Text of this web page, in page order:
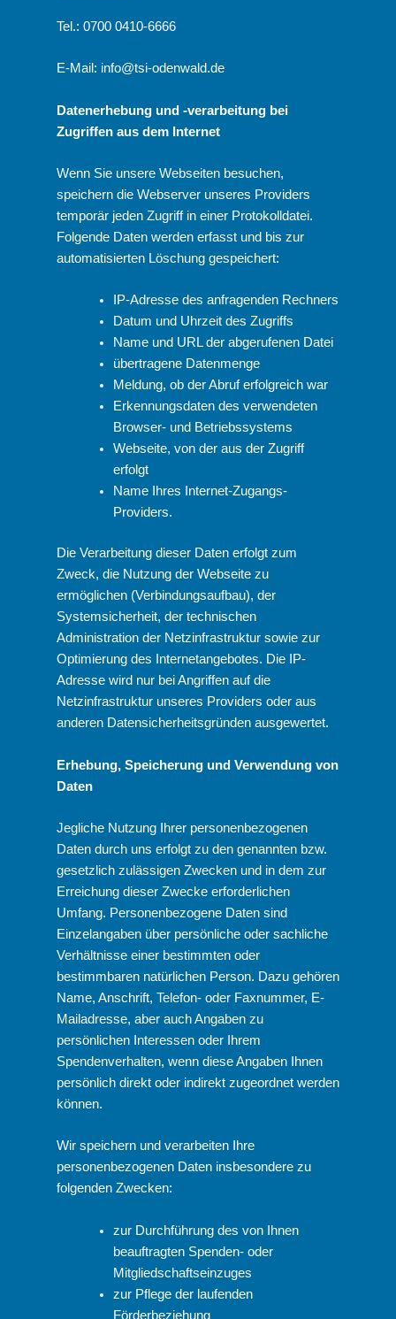
Tel.: 0700 0410-6666
E-Mail: info@tsi-odenwald.de
Datenerhebung und -verarbeitung bei
Zugriffen aus dem Internet
Wenn Sie unsere Webseiten besuchen,
speichern die Webserver unseres Providers
temporär jeden Zugriff in einer Protokolldatei.
Folgende Daten werden erfasst und bis zur
automatisierten Löschung gespeichert:
IP-Adresse des anfragenden Rechners
Datum und Uhrzeit des Zugriffs
Name und URL der abgerufenen Datei
übertragene Datenmenge
Meldung, ob der Abruf erfolgreich war
Erkennungsdaten des verwendeten
Browser- und Betriebssystems
Webseite, von der aus der Zugriff
erfolgt
Name Ihres Internet-Zugangs-
Providers.
Die Verarbeitung dieser Daten erfolgt zum
Zweck, die Nutzung der Webseite zu
ermöglichen (Verbindungsaufbau), der
Systemsicherheit, der technischen
Administration der Netzinfrastruktur sowie zur
Optimierung des Internetangebotes. Die IP-
Adresse wird nur bei Angriffen auf die
Netzinfrastruktur unseres Providers oder aus
anderen Datensicherheitsgründen ausgewertet.
Erhebung, Speicherung und Verwendung von
Daten
Jegliche Nutzung Ihrer personenbezogenen
Daten durch uns erfolgt zu den genannten bzw.
gesetzlich zulässigen Zwecken und in dem zur
Erreichung dieser Zwecke erforderlichen
Umfang. Personenbezogene Daten sind
Einzelangaben über persönliche oder sachliche
Verhältnisse einer bestimmten oder
bestimmbaren natürlichen Person. Dazu gehören
Name, Anschrift, Telefon- oder Faxnummer, E-
Mailadresse, aber auch Angaben zu
persönlichen Interessen oder Ihrem
Spendenverhalten, wenn diese Angaben Ihnen
persönlich direkt oder indirekt zugeordnet werden
können.
Wir speichern und verarbeiten Ihre
personenbezogenen Daten insbesondere zu
folgenden Zwecken:
zur Durchführung des von Ihnen
beauftragten Spenden- oder
Mitgliedschaftseinzuges
zur Pflege der laufenden
Förderbeziehung